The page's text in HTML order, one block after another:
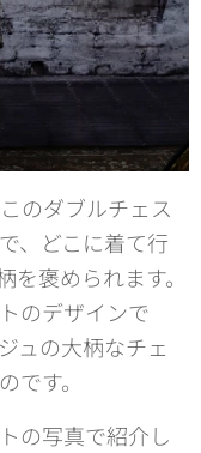
のダブルチェス
、どこに着て行
褒められます。
のデザインで
ュの大柄なチェ
です。
の写真で紹介し